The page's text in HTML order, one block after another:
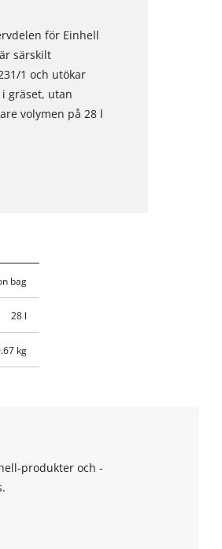
för Einhell
särskilt
1 och utökar
gräset, utan
volymen på 28 l
bag
28 l
kg
produkter och -